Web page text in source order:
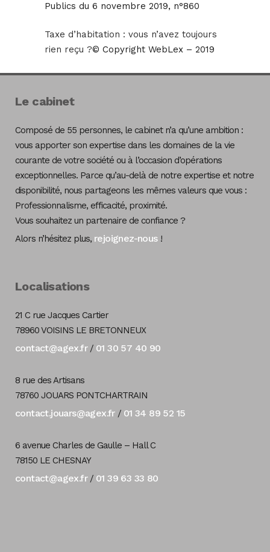
Publics du 6 novembre 2019, n°860
Taxe d’habitation : vous n’avez toujours
rien reçu ?© Copyright WebLex – 2019
Le cabinet
Composé de 55 personnes, le cabinet n’a qu’une ambition :
vous apporter son expertise dans les domaines de la vie
courante de votre société ou à l’occasion d’opérations
exceptionnelles. Parce qu’au-delà de notre expertise et notre
disponibilité, nous partageons les mêmes valeurs que vous :
Professionnalisme, efficacité, proximité.
Vous souhaitez un partenaire de confiance ?
Alors n’hésitez plus, rejoignez-nous!
Localisations
21 C rue Jacques Cartier
78960 VOISINS LE BRETONNEUX
contact@agex.fr/ 01 30 57 40 90
8 rue des Artisans
78760 JOUARS PONTCHARTRAIN
contact.jouars@agex.fr/ 01 34 89 52 15
6 avenue Charles de Gaulle – Hall C
78150 LE CHESNAY
contact@agex.fr/ 01 39 63 33 80